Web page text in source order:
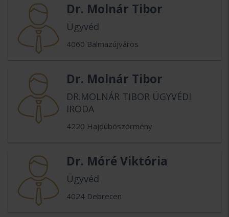
Dr. Molnár Tibor
Ügyvéd
4060 Balmazújváros
Dr. Molnár Tibor
DR.MOLNÁR TIBOR ÜGYVÉDI
IRODA
4220 Hajdúböszörmény
Dr. Móré Viktória
Ügyvéd
4024 Debrecen